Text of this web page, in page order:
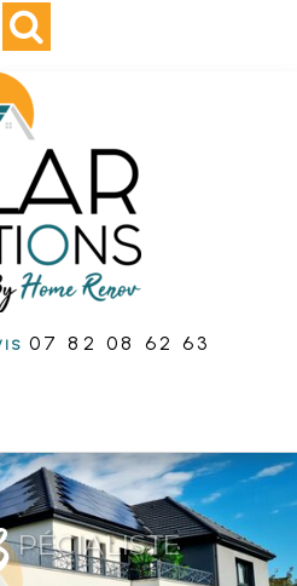
07 82 08 62 63
PÉCIALISTE
de l'énergie solaire